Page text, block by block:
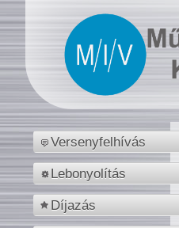
Versenyfelhívás
Lebonyolítás
Díjazás